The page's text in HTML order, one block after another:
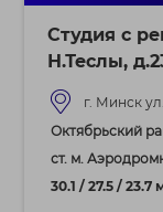
Студия с
Н.Теслы,
г. Минск
Октябрьский
ст. м.
30.1 / 27.5 / 23.7